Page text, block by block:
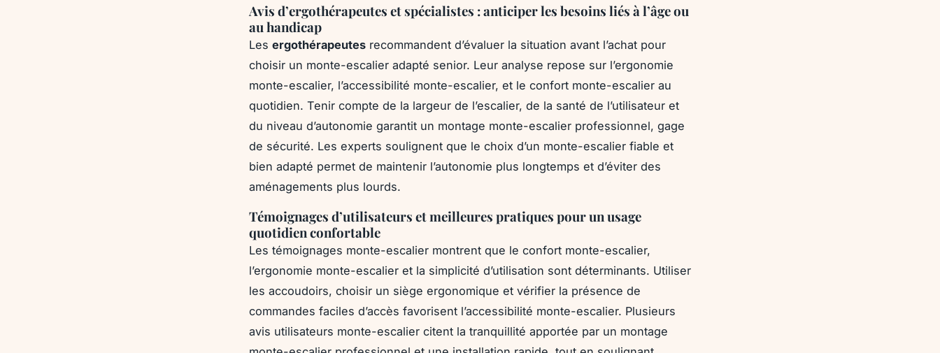
Avis d’ergothérapeutes et spécialistes : anticiper les besoins liés à l’âge ou
au handicap
Les ergothérapeutes recommandent d’évaluer la situation avant l’achat pour
choisir un monte-escalier adapté senior. Leur analyse repose sur l’ergonomie
monte-escalier, l’accessibilité monte-escalier, et le confort monte-escalier au
quotidien. Tenir compte de la largeur de l’escalier, de la santé de l’utilisateur et
du niveau d’autonomie garantit un montage monte-escalier professionnel, gage
de sécurité. Les experts soulignent que le choix d’un monte-escalier fiable et
bien adapté permet de maintenir l’autonomie plus longtemps et d’éviter des
aménagements plus lourds.
Témoignages d’utilisateurs et meilleures pratiques pour un usage
quotidien confortable
Les témoignages monte-escalier montrent que le confort monte-escalier,
l’ergonomie monte-escalier et la simplicité d’utilisation sont déterminants. Utiliser
les accoudoirs, choisir un siège ergonomique et vérifier la présence de
commandes faciles d’accès favorisent l’accessibilité monte-escalier. Plusieurs
avis utilisateurs monte-escalier citent la tranquillité apportée par un montage